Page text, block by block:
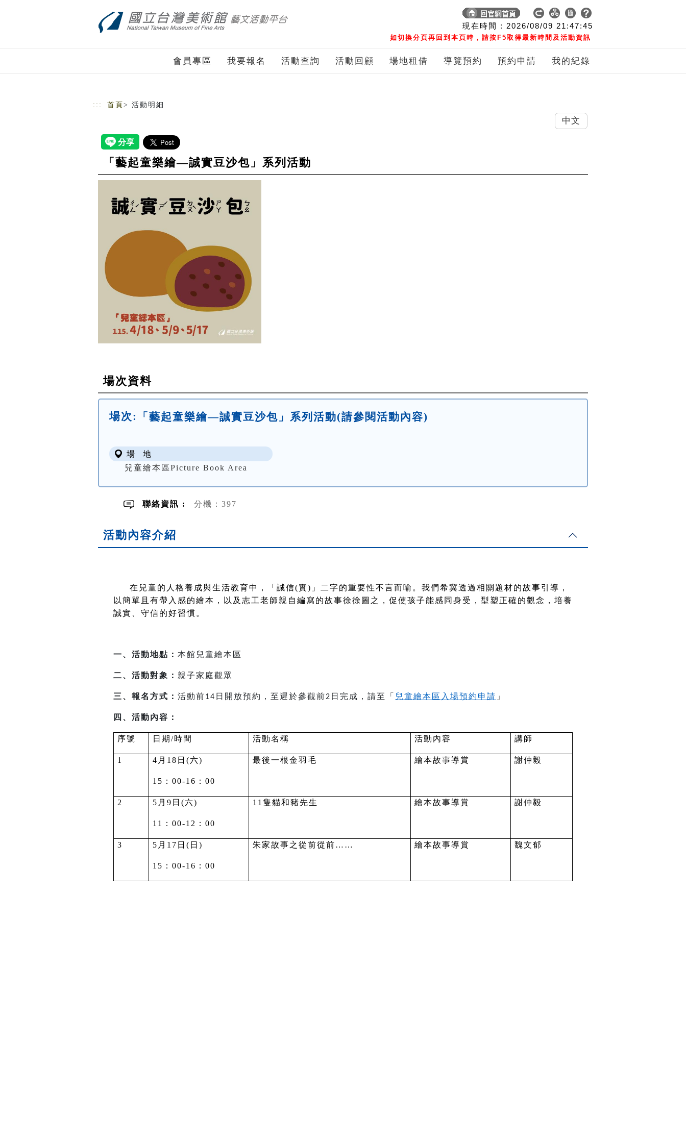
現在時間 : 2026/08/09 21:47:45
如切換分頁再回到本頁時，請按F5取得最新時間及活動資訊
會員專區 我要報名 活動查詢 活動回顧 場地租借 導覽預約 預約申請 我的紀錄
::: 首頁 > 活動明細
「藝起童樂繪—誠實豆沙包」系列活動
場次資料
場次: 「藝起童樂繪—誠實豆沙包」系列活動(請參閱活動內容)
場 地
兒童繪本區Picture Book Area
聯絡資訊 : 分機：397
活動內容介紹
在兒童的人格養成與生活教育中，「誠信(實)」二字的重要性不言而喻。我們希冀透過相關題材的故事引導，
以簡單且有帶入感的繪本，以及志工老師親自編寫的故事徐徐圖之，促使孩子能感同身受，型塑正確的觀念，培養
誠實、守信的好習慣。
一、活動地點： 本館兒童繪本區
二、活動對象： 親子家庭觀眾
三、報名方式： 活動前14 日開放預約，至遲於參觀前2 日完成，請至「 兒童繪本區入場預約申請 」
四、活動內容：
序號 日期/時間 活動名稱 活動內容 講師
1 4 月18日(六)
15 ：00-16：00
最後一根金羽毛 繪本故事導賞 謝仲毅
2 5 月9日(六)
11 ：00-12：00
11 隻貓和豬先生 繪本故事導賞 謝仲毅
3 5 月17日(日)
15 ：00-16：00
朱家故事之從前從前…… 繪本故事導賞 魏文郁